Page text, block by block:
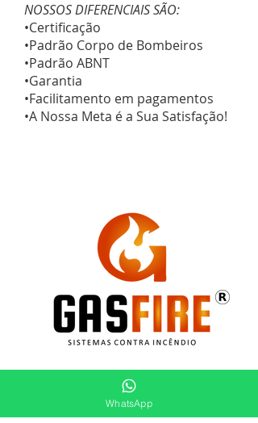
NOSSOS DIFERENCIAIS SÃO:
•Certificação
•Padrão Corpo de Bombeiros
•Padrão ABNT
•Garantia
•Facilitamento em pagamentos
•A Nossa Meta é a Sua Satisfação!
WhatsApp